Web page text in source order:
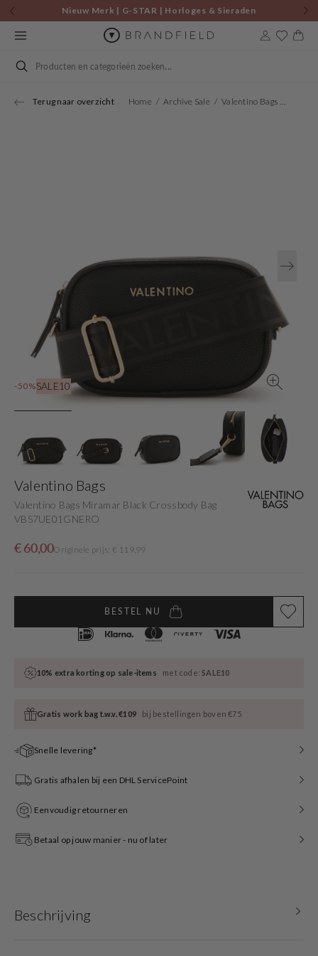
Skip to
content
Nieuw Merk | G-STAR | Horloges & Sieraden
Cart
Search
Terug naar overzicht Home Archive Sale Valentino Bags Miramar Black Crossbody Bag VBS7UE01GNERO
-50%SALE10
1
Beschrijving
Valentino Bags
Valentino Bags Miramar Black Crossbody Bag
VBS7UE01GNERO
Sale
€ 60,00
OrigineleOriginele prijs: € 119,99
BESTEL NU
10% extra korting op sale-items met code:SALE10
Gratis work bag t.w.v. €109 bij bestellingen boven €75
Snelle levering*
Gratis afhalen bij een DHL ServicePoint
Eenvoudig retourneren
Betaal op jouw manier - nu of later